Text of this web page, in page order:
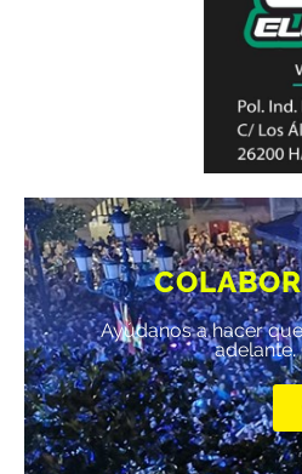
Ayúdanos a hacer